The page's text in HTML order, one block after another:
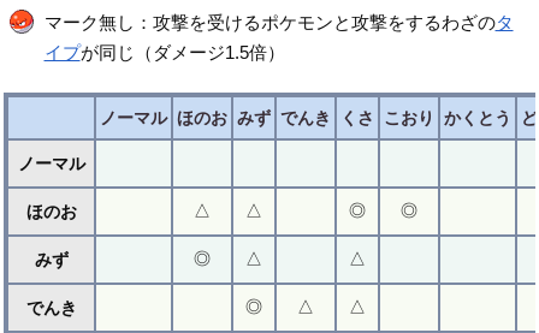
マーク無し：攻撃を受けるポケモンと攻撃をするわざのタ
イプが同じ（ダメージ1.5倍）
ノーマル ほのお みず でんき くさ こおり かくとう
ノーマル
ほのお △ △ ◎ ◎
みず ◎ △ △
でんき ◎ △ △